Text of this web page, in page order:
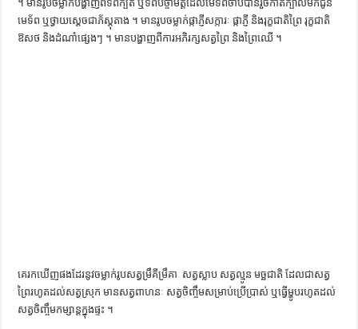
។ មាន​រូបចម្លាក់​បង្ហាញ​ពី​ទ័ព​ក្បត់​ ឬ​ទ័ព​បច្ចាមិត្ដ​ដែល​មេទ័ព​ចាប់​បាន​រួច​កាត់​ក្បាល​មក​ជូន​
មេទ័ព​ ឬ​ថ្វាយ​ស្ដេច​ជា​ភ័ស្ដុតាង ។ មាន​រូបចម្លាក់​ផ្កា​ភ្ញី​សក្ការៈ​ ​ផ្កា​ភ្ញី​ និង​រុក្ខជាតិ​ព្រៃ​ ​រុក្ខជាតិ​
ឱសថ​ ​និង​ដំណាំ​ផ្សេងៗ ។​ ​មាន​បង្ហាញ​ពី​ការ​អភិរក្ស​សត្វព្រៃ​ និង​ព្រៃឈើ ។
គេ​រក​ឃើញ​ផង​ដែរ​នូវ​ចម្លាក់​រូប​សត្វ​ម្រឹគីម្រឹគា ​ ​សត្វ​ស្លាប​ ​សត្វ​ល្មូន​ ​មច្ឆជាតិ​ ដែល​ជា​សត្វ
ព្រៃ​រហូត​ដល់​សត្វស្រុក​ ​មាន​សត្វពាហនៈ​ ​សត្វ​ចិញ្ចឹម​សម្រាប់​ប្រើប្រាស់​ ​ឬ​ធ្វើ​ម្ហូប​រហូត​ដល់​
សត្វ​ចិញ្ចឹម​កម្សាន្ដ​ក្នុងផ្ទះ ។